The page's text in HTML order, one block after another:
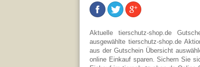
Aktuelle tierschutz-shop.de
ausgewählte tierschutz-shop.de
aus der Gutschein Übersicht
online Einkauf sparen. Sichern Sie